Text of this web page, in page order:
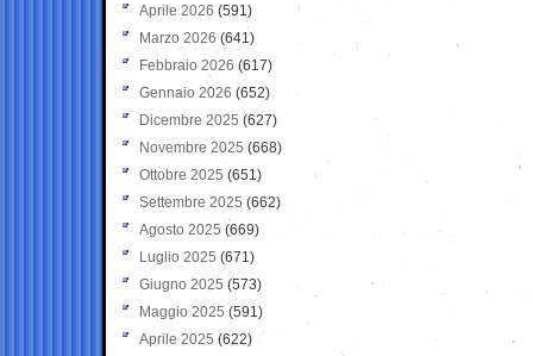
Aprile 2026 (591)
Marzo 2026 (641)
Febbraio 2026 (617)
Gennaio 2026 (652)
Dicembre 2025 (627)
Novembre 2025 (668)
Ottobre 2025 (651)
Settembre 2025 (662)
Agosto 2025 (669)
Luglio 2025 (671)
Giugno 2025 (573)
Maggio 2025 (591)
Aprile 2025 (622)